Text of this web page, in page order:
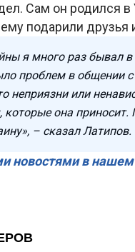
Сам он родился в
подарили друзья
я много раз бывал
проблем в общении
неприязни или
которые она
– сказал Латипов.
новостями в